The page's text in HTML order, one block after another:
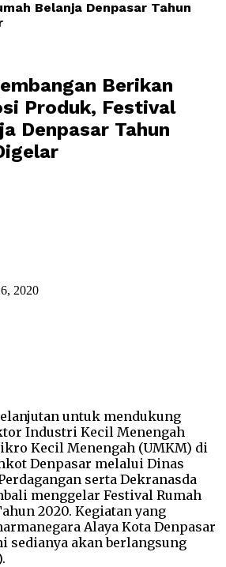
Belanja Denpasar Tahun
Berikan
Produk, Festival
Denpasar Tahun
2020
untuk mendukung
Industri Kecil Menengah
Kecil Menengah (UMKM) di
Denpasar melalui Dinas
serta Dekranasda
menggelar Festival Rumah
2020. Kegiatan yang
Alaya Kota Denpasar
sedianya akan berlangsung